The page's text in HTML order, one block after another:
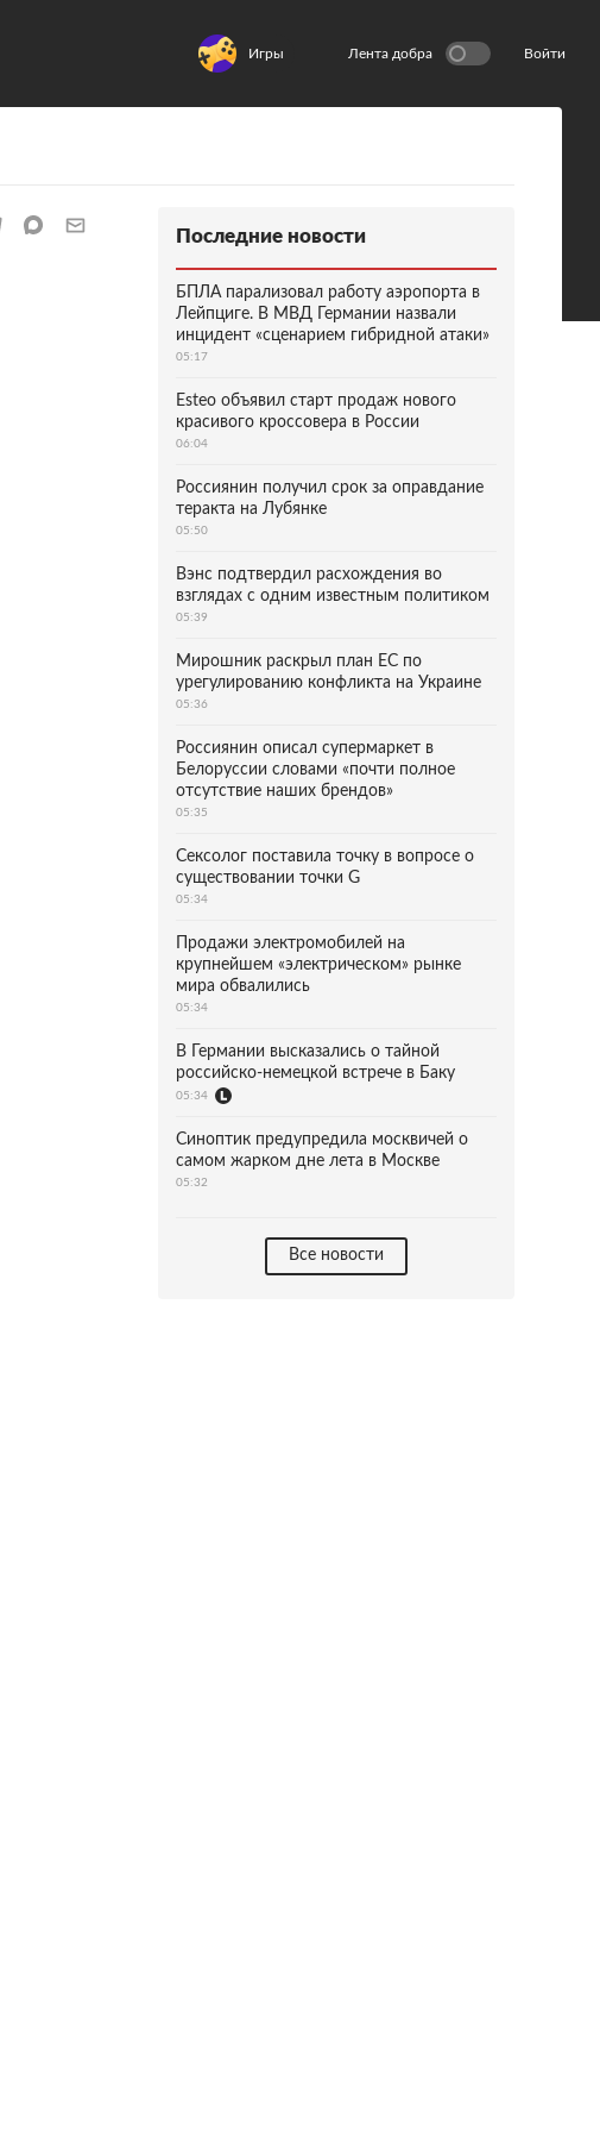
Игры Лента добра Войти
Последние новости
БПЛА парализовал работу аэропорта в
Лейпциге. В МВД Германии назвали
инцидент «сценарием гибридной атаки»
05:17
Esteo объявил старт продаж нового
красивого кроссовера в России
06:04
Россиянин получил срок за оправдание
теракта на Лубянке
05:50
Вэнс подтвердил расхождения во
взглядах с одним известным политиком
05:39
Мирошник раскрыл план ЕС по
урегулированию конфликта на Украине
05:36
Россиянин описал супермаркет в
Белоруссии словами «почти полное
отсутствие наших брендов»
05:35
Сексолог поставила точку в вопросе о
существовании точки G
05:34
Продажи электромобилей на
крупнейшем «электрическом» рынке
мира обвалились
05:34
В Германии высказались о тайной
российско-немецкой встрече в Баку
05:34
Синоптик предупредила москвичей о
самом жарком дне лета в Москве
05:32
Все новости